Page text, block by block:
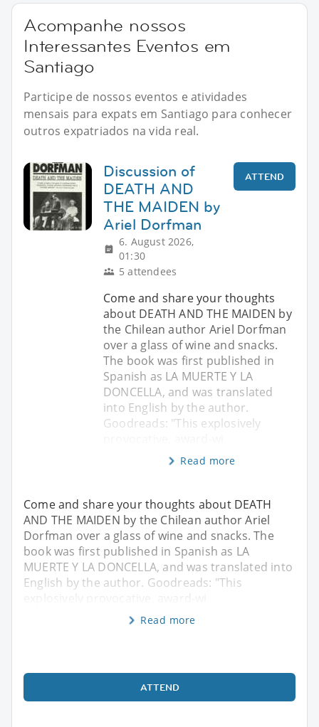
Acompanhe nossos
Interessantes Eventos em
Santiago
Participe de nossos eventos e atividades
mensais para expats em Santiago para conhecer
outros expatriados na vida real.
Discussion of
DEATH AND
THE MAIDEN by
Ariel Dorfman
6. August 2026,
01:30
5 attendees
ATTEND
Come and share your thoughts
about DEATH AND THE MAIDEN by
the Chilean author Ariel Dorfman
over a glass of wine and snacks.
The book was first published in
Spanish as LA MUERTE Y LA
DONCELLA, and was translated
into English by the author.
Goodreads: "This explosively
Read more
Come and share your thoughts about DEATH
AND THE MAIDEN by the Chilean author Ariel
Dorfman over a glass of wine and snacks. The
book was first published in Spanish as LA
MUERTE Y LA DONCELLA, and was translated into
English by the author. Goodreads: "This
Read more
ATTEND